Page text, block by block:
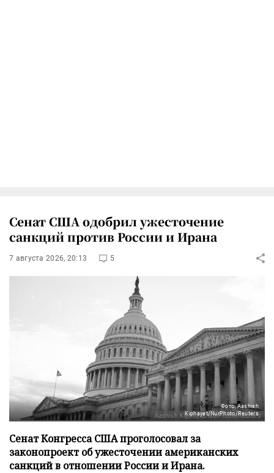
Сенат США одобрил ужесточение
санкций против России и Ирана
7 августа 2026, 20:13 5
Фото: Aashish
Kiphayet/NurPhoto/Reuters
Сенат Конгресса США проголосовал за
законопроект об ужесточении американских
санкций в отношении России и Ирана.